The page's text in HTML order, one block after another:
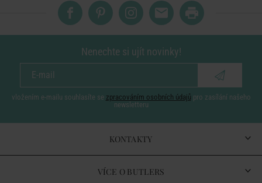
Nenechte si ujít novinky!
vložením e-mailu souhlasíte se zpracováním osobních údajů pro zasílání našeho
newsletteru
KONTAKTY
VÍCE O BUTLERS